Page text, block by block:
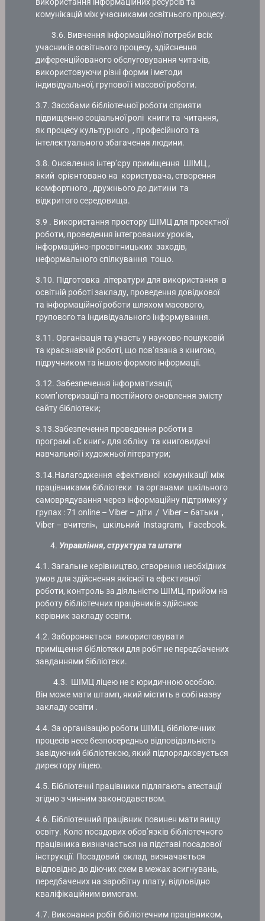
комунікацій між учасниками освітнього процесу.
3.6. Вивчення інформаційної потреби всіх
учасників освітнього процесу, здійснення
диференційованого обслуговування читачів,
використовуючи різні форми і методи
індивідуальної, групової і масової роботи.
3.7. Засобами бібліотечної роботи сприяти
підвищенню соціальної ролі книги та читання,
як процесу культурного , професійного та
інтелектуального збагачення людини.
3.8. Оновлення інтер’єру приміщення ШІМЦ ,
який орієнтовано на користувача, створення
комфортного , дружнього до дитини та
відкритого середовища.
3.9 . Використання простору ШІМЦ для проектної
роботи, проведення інтегрованих уроків,
інформаційно-просвітницьких заходів,
неформального спілкування тощо.
3.10. Підготовка літератури для використання в
освітній роботі закладу, проведення довідкової
та інформаційної роботи шляхом масового,
групового та індивідуального інформування.
3.11. Організація та участь у науково-пошуковій
та краєзнавчій роботі, що пов’язана з книгою,
підручником та іншою формою інформації.
3.12. Забезпечення інформатизації,
комп’ютеризації та постійного оновлення змісту
сайту бібліотеки;
3.13.Забезпечення проведення роботи в
програмі «Є книг» для обліку та книговидачі
навчальної і художньої літератури;
3.14.Налагодження ефективної комунікації між
працівниками бібліотеки та органами шкільного
самоврядування через інформаційну підтримку у
групах : 71 online – Viber – діти / Viber – батьки ,
Viber – вчителі», шкільний Instagram, Facebook.
Управління, структура та штати
4.1. Загальне керівництво, створення необхідних
умов для здійснення якісної та ефективної
роботи, контроль за діяльністю ШІМЦ, прийом на
роботу бібліотечних працівників здійснює
керівник закладу освіти.
4.2. Забороняється використовувати
приміщення бібліотеки для робіт не передбачених
завданнями бібліотеки.
4.3. ШІМЦ ліцею не є юридичною особою.
Він може мати штамп, який містить в собі назву
закладу освіти .
4.4. За організацію роботи ШІМЦ, бібліотечних
процесів несе безпосередньо відповідальність
завідуючий бібліотекою, який підпорядковується
директору ліцею.
4.5. Бібліотечні працівники підлягають атестації
згідно з чинним законодавством.
4.6. Бібліотечний працівник повинен мати вищу
освіту. Коло посадових обов’язків бібліотечного
працівника визначається на підставі посадової
інструкції. Посадовий оклад визначається
відповідно до діючих схем в межах асигнувань,
передбачених на заробітну плату, відповідно
кваліфікаційним вимогам.
4.7. Виконання робіт бібліотечним працівником,